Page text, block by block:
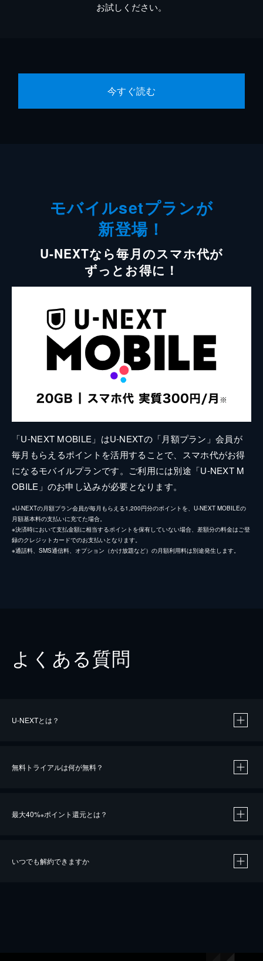
お試しください。
今すぐ読む
モバイルsetプランが
新登場！
U-NEXTなら毎月のスマホ代が
ずっとお得に！
「U-NEXT MOBILE」はU-NEXTの「月額プラン」会員が
毎月もらえるポイントを活用することで、スマホ代がお得
になるモバイルプランです。ご利用には別途「U-NEXT M
OBILE」のお申し込みが必要となります。
※U-NEXTの月額プラン会員が毎月もらえる1,200円分のポイントを、U-NEXT MOBILEの
月額基本料の支払いに充てた場合。
※決済時において支払金額に相当するポイントを保有していない場合、差額分の料金はご登
録のクレジットカードでのお支払いとなります。
※通話料、SMS通信料、オプション（かけ放題など）の月額利用料は別途発生します。
よくある質問
U-NEXTとは？
無料トライアルは何が無料？
最大40%※ポイント還元とは？
いつでも解約できますか